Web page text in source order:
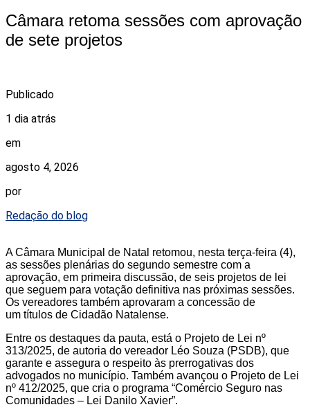
Câmara retoma sessões com aprovação
de sete projetos
Publicado
1 dia atrás
em
agosto 4, 2026
por
Redação do blog
A Câmara Municipal de Natal retomou, nesta terça-feira (4),
as sessões plenárias do segundo semestre com a
aprovação, em primeira discussão, de seis projetos de lei
que seguem para votação definitiva nas próximas sessões.
Os vereadores também aprovaram a concessão de
um títulos de Cidadão Natalense.
Entre os destaques da pauta, está o Projeto de Lei nº
313/2025, de autoria do vereador Léo Souza (PSDB), que
garante e assegura o respeito às prerrogativas dos
advogados no município. Também avançou o Projeto de Lei
nº 412/2025, que cria o programa “Comércio Seguro nas
Comunidades – Lei Danilo Xavier”.